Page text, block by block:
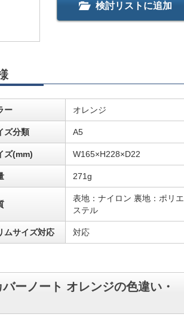
検討リストに追加
ー オレンジ
ズ分類 A5
ズ(mm) W165×H228×D22
271g
表地：ナイロン 裏地：ポリエ
ステル
ムサイズ対応 対応
ーノート オレンジの色違い・